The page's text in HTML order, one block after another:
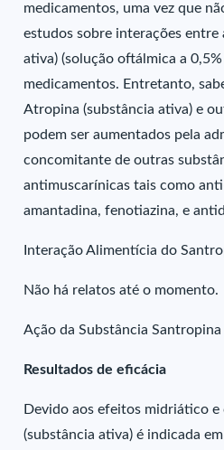
medicamentos, uma vez que
estudos sobre interações entre
ativa) (solução oftálmica a
medicamentos. Entretanto,
Atropina (substância ativa) e
podem ser aumentados pela
concomitante de outras
antimuscarínicas tais como
amantadina, fenotiazina, e
Interação Alimentícia do
Não há relatos até o momento.
Ação da Substância Santropina
Resultados de eficácia
Devido aos efeitos midriático
(substância ativa) é indicada